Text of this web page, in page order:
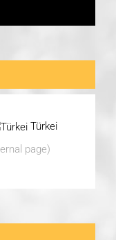
Türkei